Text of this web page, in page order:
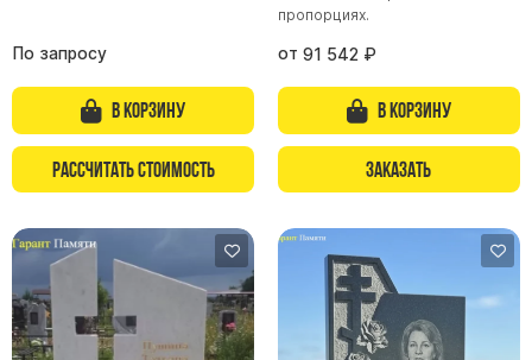
По запросу
В корзину
Рассчитать стоимость
пропорциях.
от 91 542 ₽
В корзину
Заказать